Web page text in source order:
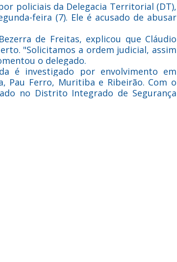
policiais da Delegacia Territorial (DT),
feira (7). Ele é acusado de abusar
de Freitas, explicou que Cláudio
"Solicitamos a ordem judicial, assim
o delegado.
é investigado por envolvimento em
Pau Ferro, Muritiba e Ribeirão. Com o
no Distrito Integrado de Segurança